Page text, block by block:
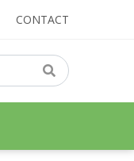
CONTACT